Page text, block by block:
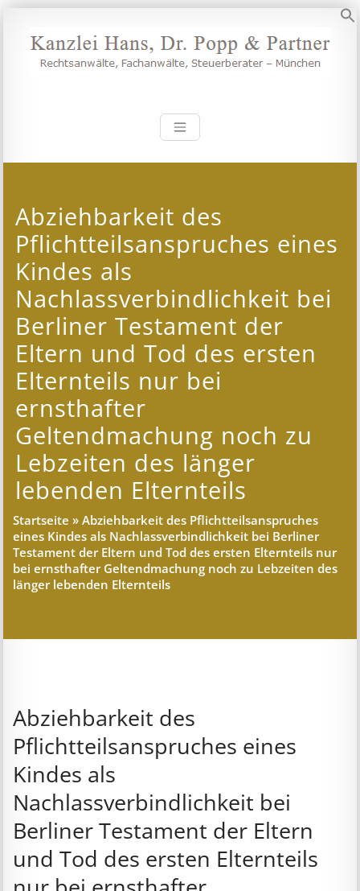
Inhalt
springen
Kanzlei Hans,
Abziehbarkeit des
Pflichtteilsanspruches eines
Kindes als
Nachlassverbindlichkeit bei
Berliner Testament der
Eltern und Tod des ersten
Elternteils nur bei
ernsthafter
Geltendmachung noch zu
Lebzeiten des länger
lebenden Elternteils
Startseite »Abziehbarkeit des Pflichtteilsanspruches
eines Kindes als Nachlassverbindlichkeit bei Berliner
Testament der Eltern und Tod des ersten Elternteils nur
bei ernsthafter Geltendmachung noch zu Lebzeiten des
länger lebenden Elternteils
Abziehbarkeit des
Pflichtteilsanspruches eines
Kindes als
Nachlassverbindlichkeit bei
Berliner Testament der Eltern
und Tod des ersten Elternteils